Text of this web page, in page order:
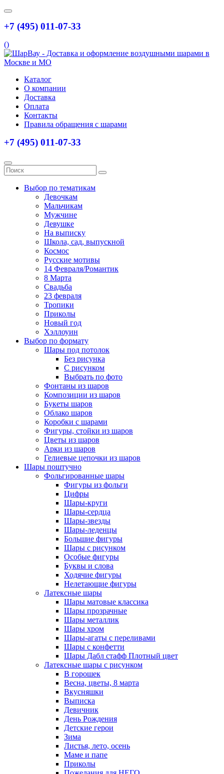
+7 (495) 011-07-33
()
Каталог
О компании
Доставка
Оплата
Контакты
Правила обращения с шарами
+7 (495) 011-07-33
Выбор по тематикам
Девочкам
Мальчикам
Мужчине
Девушке
На выписку
Школа, сад, выпускной
Космос
Русские мотивы
14 Февраля/Романтик
8 Марта
Свадьба
23 февраля
Тропики
Приколы
Новый год
Хэллоуин
Выбор по формату
Шары под потолок
Без рисунка
С рисунком
Выбрать по фото
Фонтаны из шаров
Композиции из шаров
Букеты шаров
Облако шаров
Коробки с шарами
Фигуры, стойки из шаров
Цветы из шаров
Арки из шаров
Гелиевые цепочки из шаров
Шары поштучно
Фольгированные шары
Фигуры из фольги
Цифры
Шары-круги
Шары-сердца
Шары-звезды
Шары-леденцы
Большие фигуры
Шары с рисунком
Особые фигуры
Буквы и слова
Ходячие фигуры
Нелетающие фигуры
Латексные шары
Шары матовые классика
Шары прозрачные
Шары металлик
Шары хром
Шары-агаты с переливами
Шары с конфетти
Шары Дабл стафф Плотный цвет
Латексные шары с рисунком
В горошек
Весна, цветы, 8 марта
Вкусняшки
Выписка
Девичник
День Рождения
Детские герои
Зима
Листья, лето, осень
Маме и папе
Приколы